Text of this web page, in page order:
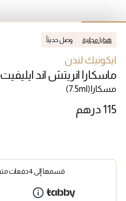
هدايا مجانية وصل حديثاً
ايكونيك لندن
ماسكارا انريتش اند ايليفيت
مسكارا(7.5ml)
قسمها إلى 4 دفعات متساوية بقيمة